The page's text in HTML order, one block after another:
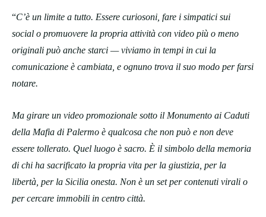
“C’è un limite a tutto. Essere curiosoni, fare i simpatici sui
social o promuovere la propria attività con video più o meno
originali può anche starci — viviamo in tempi in cui la
comunicazione è cambiata, e ognuno trova il suo modo per farsi
notare.
Ma girare un video promozionale sotto il Monumento ai Caduti
della Mafia di Palermo è qualcosa che non può e non deve
essere tollerato. Quel luogo è sacro. È il simbolo della memoria
di chi ha sacrificato la propria vita per la giustizia, per la
libertà, per la Sicilia onesta. Non è un set per contenuti virali o
per cercare immobili in centro città.